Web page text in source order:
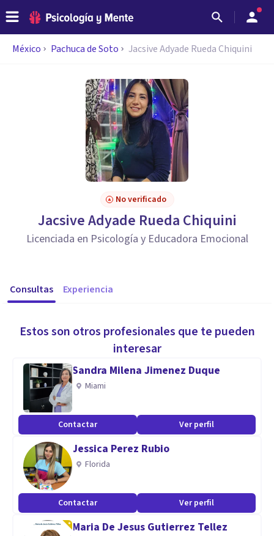
México Pachuca de Soto Jacsive Adyade Rueda Chiquini
No verificado
Jacsive Adyade Rueda Chiquini
Licenciada en Psicología y Educadora Emocional
Consultas Experiencia
Estos son otros profesionales que te pueden
interesar
Sandra Milena Jimenez Duque
Miami
Contactar Ver perfil
Jessica Perez Rubio
Florida
Contactar Ver perfil
Maria De Jesus Gutierrez Tellez